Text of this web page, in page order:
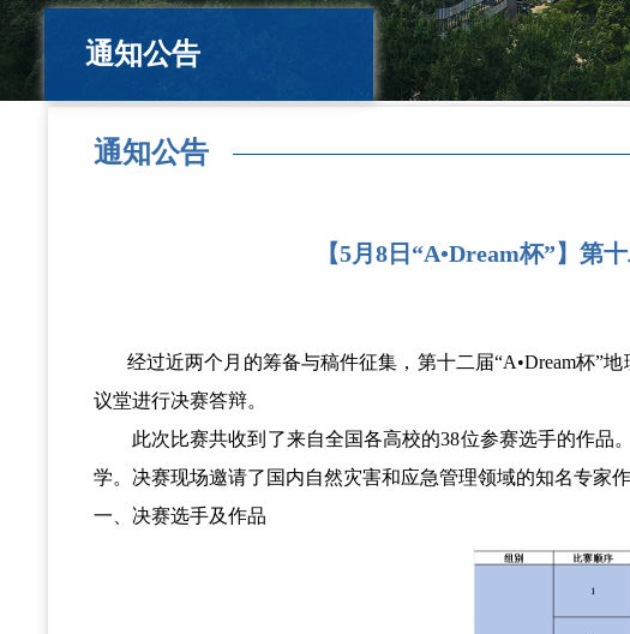
通知公告
通知公告
【5月8日“A•Dream杯”】第
经过近两个月的筹备与稿件征集，第十二届“A•Dream杯”地
议堂进行决赛答辩。
此次比赛共收到了来自全国各高校的38位参赛选手的作品
学。决赛现场邀请了国内自然灾害和应急管理领域的知名专家
一、 决赛选手及作品